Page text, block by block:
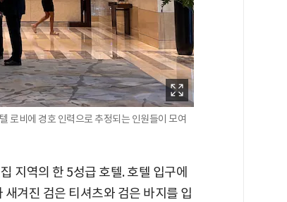
로비에 경호 인력으로 추정되는 인원들이 모여
지역의 한 5성급 호텔. 호텔 입구에
겨진 검은 티셔츠와 검은 바지를 입